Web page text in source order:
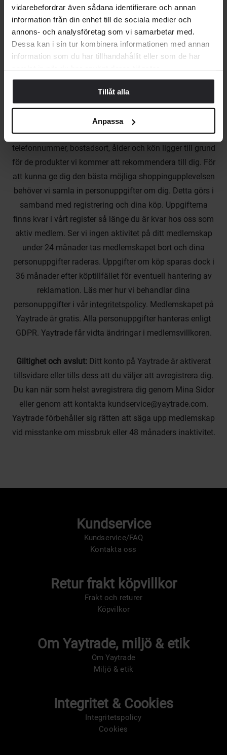
vidarebefordrar även sådana identifierare och annan
information från din enhet till de sociala medier och
annons- och analysföretag som vi samarbetar med.
Dessa kan i sin tur kombinera informationen med annan
information som du har tillhandahållit eller som de har
Tillåt alla
Anpassa
produktrekommendationer, inbjudan till aktuella events
och annan nödvändig information till dig som medlem.
Den främst kommunikationskanalen är via e-post, sms
och Yaytrade.com men det händer att kommunikationen
Facebook och TikTok. För att ändra dina kontaktuppgifter
kan du enkelt logga in på Mina sidor eller kontakta
kundservice@yaytrade.com. De personuppgifter du
lämnar till oss vid registreringen av ditt medlemskap samt
köp, till exempel köphistorik, namn, e-mailadress,
telefonnummer, bostadsort, ålder och kön ligger till grund
för de produkter vi kommer att rekommendera till dig. För
att kunna ge dig den bästa möjliga shoppingupplevelsen
behöver vi samla in personuppgifter om dig. Detta görs i
samband med registrering och dina köp. Uppgifterna
finns kvar i vårt register så länge du är kvar hos oss som
aktiv medlem. Ser vi ingen aktivitet på ditt medlemskap
under 24 månader tas medlemskapet bort och dina
personuppgifter raderas. Uppgifter om köp sparas dock i
36 månader efter köptillfället för eventuell hantering av
reklamation. Läs mer hur vi behandlar dina
personuppgifter i vår integritetspolicy. Medlemskapet på
Yaytrade är gratis. Alla personuppgifter hanteras enligt
GDPR. Yaytrade får vidta ändringar i medlemsvillkoren.
Giltighet och avslut: Ditt konto på Yaytrade är aktiverat
tillsvidare eller tills dess att du väljer att avregistrera dig.
Du kan när som helst avregistrera dig genom Mina Sidor
eller genom att kontakta kundservice@yaytrade.com.
Yaytrade förbehåller sig rätten att säga upp medlemskap
vid misstanke om missbruk eller 48 månaders inaktivitet.
Kundservice
Kundservice/FAQ
Kontakta oss
Retur frakt köpvillkor
Frakt och returer
Köpvilkor
Om Yaytrade, miljö & etik
Om Yaytrade
Miljö & etik
Integritet & Cookies
Integritetspolicy
Cookies